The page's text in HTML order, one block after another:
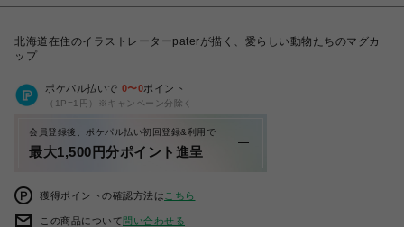
北海道在住のイラストレーターpaterが描く、愛らしい動物たちのマグカ
ップ
ポケパル払いで 0〜0ポイント
（1P=1円）※キャンペーン分除く
会員登録後、ポケパル払い初回登録&利用で
最大1,500円分ポイント進呈
獲得ポイントの確認方法は こちら
この商品について問い合わせる